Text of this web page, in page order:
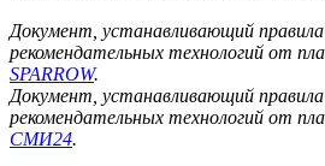
Документ, устанавливающий
рекомендательных технологий от
SPARROW.
Документ, устанавливающий
рекомендательных технологий от
СМИ24.